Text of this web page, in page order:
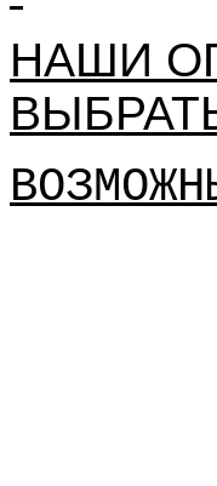
НАШИ